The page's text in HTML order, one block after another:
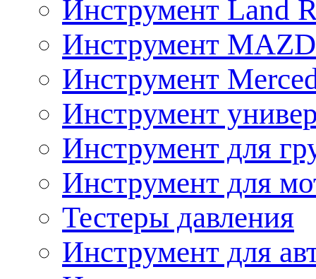
Инструмент Land
Инструмент
Инструмент
Инструмент
Инструмент для
Инструмент для
Тестеры давления
Инструмент для